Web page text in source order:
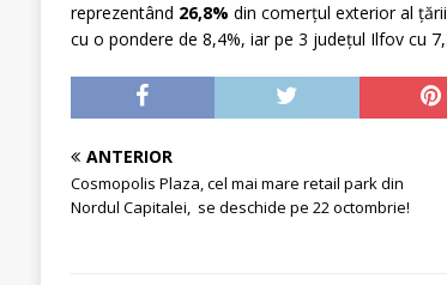
reprezentând 26,8% din comerțul exterior al
cu o pondere de 8,4%, iar pe 3 județul Ilfov cu
ANTERIOR
Cosmopolis Plaza, cel mai mare retail park din
Nordul Capitalei, se deschide pe 22 octombrie!